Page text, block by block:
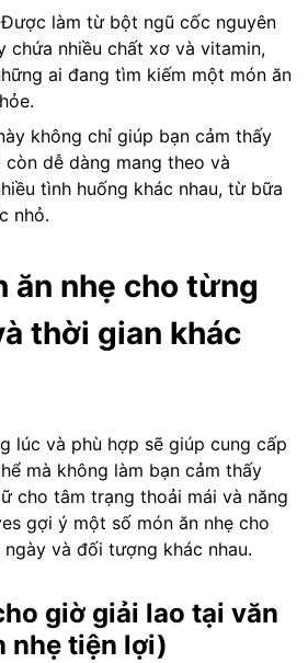
làm từ bột ngũ cốc nguyên
chứa nhiều chất xơ và vitamin,
ai đang tìm kiếm một món ăn
không chỉ giúp bạn cảm thấy
dễ dàng mang theo và
tình huống khác nhau, từ bữa
nhỏ.
ăn nhẹ cho từng
thời gian khác
lúc và phù hợp sẽ giúp cung cấp
mà không làm bạn cảm thấy
cho tâm trạng thoải mái và năng
gợi ý một số món ăn nhẹ cho
và đối tượng khác nhau.
giờ giải lao tại văn
nhẹ tiện lợi)